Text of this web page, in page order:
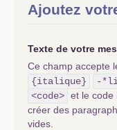
Ajoutez
Texte de votre
Ce champ accepte
{italique}
-
<code> et le code
créer des
vides.